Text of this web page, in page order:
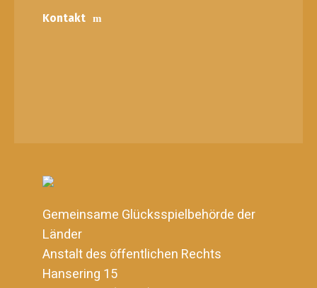
Kontakt
Gemeinsame Glücksspielbehörde der
Länder
Anstalt des öffentlichen Rechts
Hansering 15